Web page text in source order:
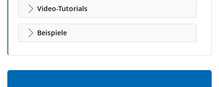
Video-Tutorials
Beispiele